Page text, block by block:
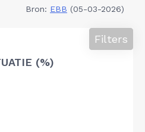
Bron: EBB (05-03-2026)
(%)
Filters